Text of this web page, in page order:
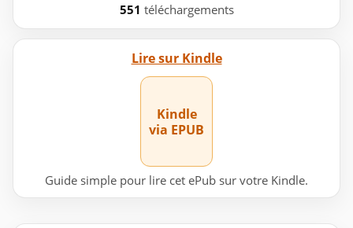
551 téléchargements
Lire sur Kindle
Kindle
via EPUB
Guide simple pour lire cet ePub sur votre Kindle.